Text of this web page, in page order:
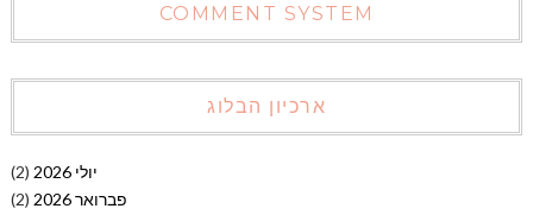
COMMENT SYSTEM
ארכיון הבלוג
יולי 2026
(2)
פברואר 2026
(2)